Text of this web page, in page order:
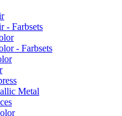
- Farbsets
- Farbsets
Metal